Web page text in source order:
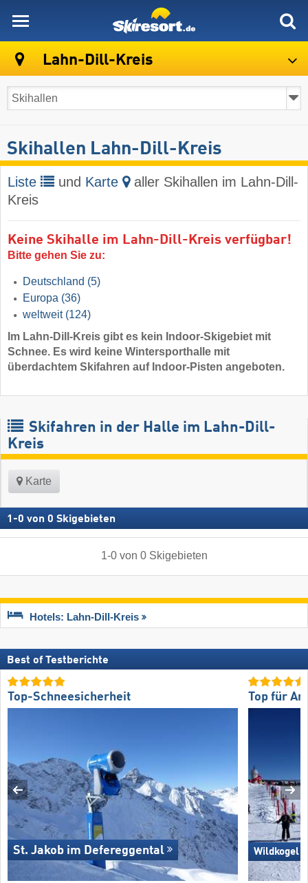
Lahn-Dill-Kreis
Skihallen Lahn-Dill-Kreis
Liste und Karte
aller Skihallen im Lahn-Dill-
Kreis
Keine Skihalle im Lahn-Dill-Kreis verfügbar!
Bitte gehen Sie zu:
Deutschland (5)
Europa (36)
weltweit(124)
Im Lahn-Dill-Kreis gibt es kein Indoor-Skigebiet mit
Schnee. Es wird keine Wintersporthalle mit
überdachtem Skifahren auf Indoor-Pisten angeboten.
Skifahren in der Halle im Lahn-Dill-
Kreis
Karte
1 -0 von 0 Skigebieten
1-0von 0 Skigebieten
Hotels: Lahn-Dill-Kreis
Best of Testberichte
Top-Schneesicherheit
St. Jakob im Defereggental
Top für
Wildkogel